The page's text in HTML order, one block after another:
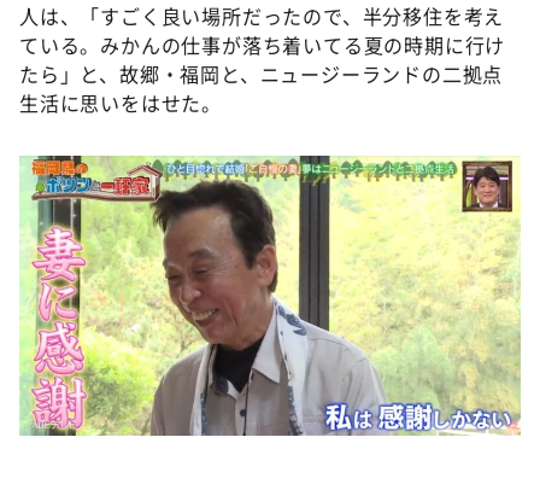
人は、「すごく良い場所だったので、半分移住を考え
ている。みかんの仕事が落ち着いてる夏の時期に行け
たら」と、故郷・福岡と、ニュージーランドの二拠点
生活に思いをはせた。